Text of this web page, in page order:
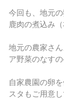
今回も、地元
鹿肉の煮込み（
地元の農家さ
ア野菜のなすの
自家農園の卵
スタもご用意